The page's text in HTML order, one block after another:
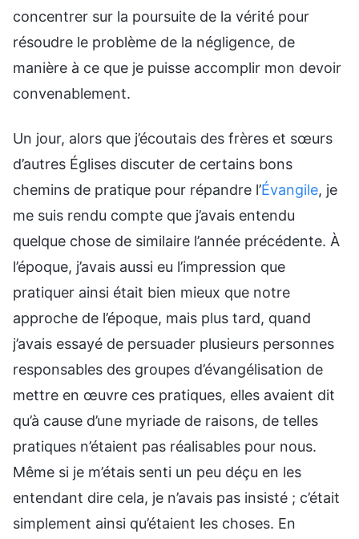
concentrer sur la poursuite de la vérité pour
résoudre le problème de la négligence, de
manière à ce que je puisse accomplir mon devoir
convenablement.
Un jour, alors que j’écoutais des frères et sœurs
d’autres Églises discuter de certains bons
chemins de pratique pour répandre l’Évangile, je
me suis rendu compte que j’avais entendu
quelque chose de similaire l’année précédente. À
l’époque, j’avais aussi eu l’impression que
pratiquer ainsi était bien mieux que notre
approche de l’époque, mais plus tard, quand
j’avais essayé de persuader plusieurs personnes
responsables des groupes d’évangélisation de
mettre en œuvre ces pratiques, elles avaient dit
qu’à cause d’une myriade de raisons, de telles
pratiques n’étaient pas réalisables pour nous.
Même si je m’étais senti un peu déçu en les
entendant dire cela, je n’avais pas insisté ; c’était
simplement ainsi qu’étaient les choses. En